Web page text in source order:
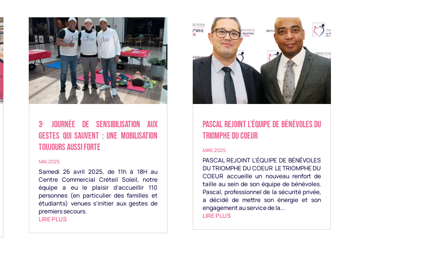
3ᵉ JOURNÉE DE SENSIBILISATION AUX
GESTES QUI SAUVENT : Une mobilisation
toujours aussi forte
MAI,2025
Samedi 26 avril 2025, de 11h à 18H au
Centre Commercial Créteil Soleil, notre
équipe a eu le plaisir d’accueillir 110
personnes (en particulier des familles et
étudiants) venues s’initier aux gestes de
premiers secours.
LIRE PLUS
PASCAL REJOINT L’ÉQUIPE DE BÉNÉVOLES DU
TRIOMPHE DU COEUR
MAR,2025
PASCAL REJOINT L'ÉQUIPE DE BÉNÉVOLES
DU TRIOMPHE DU COEUR LE TRIOMPHE DU
COEUR accueille un nouveau renfort de
taille au sein de son équipe de bénévoles.
Pascal, professionnel de la sécurité privée,
a décidé de mettre son énergie et son
engagement au service de la...
LIRE PLUS